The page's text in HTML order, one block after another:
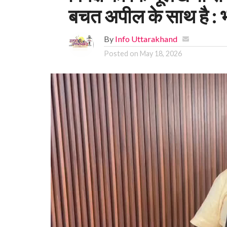
बचत अपील के साथ है :
By Info Uttarakhand
Posted on May 18, 2026